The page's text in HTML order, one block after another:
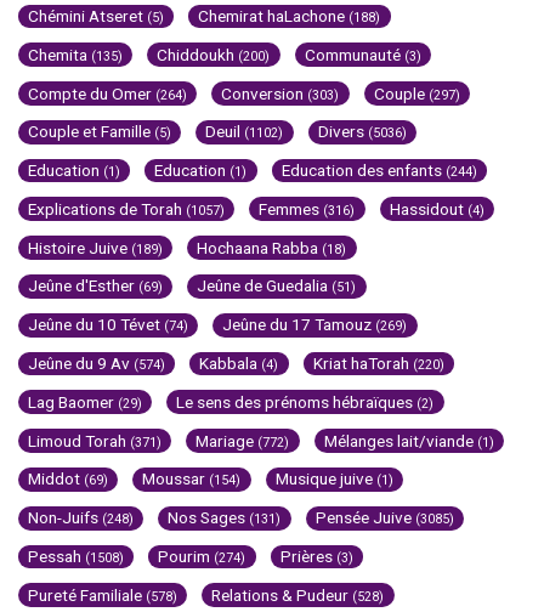
Chémini Atseret (5) Chemirat haLachone (188)
Chemita (135) Chiddoukh (200) Communauté (3)
Compte du Omer (264) Conversion (303) Couple (297)
Couple et Famille (5) Deuil (1102) Divers (5036)
Education (1) Education (1) Education des enfants (244)
Explications de Torah (1057) Femmes (316) Hassidout (4)
Histoire Juive (189) Hochaana Rabba (18)
Jeûne d'Esther (69) Jeûne de Guedalia (51)
Jeûne du 10 Tévet (74) Jeûne du 17 Tamouz (269)
Jeûne du 9 Av (574) Kabbala (4) Kriat haTorah (220)
Lag Baomer (29) Le sens des prénoms hébraïques (2)
Limoud Torah (371) Mariage (772) Mélanges lait/viande (1)
Middot (69) Moussar (154) Musique juive (1)
Non-Juifs (248) Nos Sages (131) Pensée Juive (3085)
Pessah (1508) Pourim (274) Prières (3)
Pureté Familiale (578) Relations & Pudeur (528)